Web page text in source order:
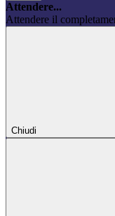
Attendere...
Attendere il
Chiudi